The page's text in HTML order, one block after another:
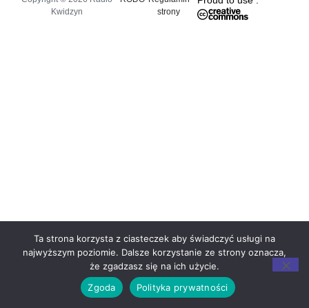
Kwidzyn
strony
Ta strona korzysta z ciasteczek aby świadczyć usługi na
najwyższym poziomie. Dalsze korzystanie ze strony oznacza,
że zgadzasz się na ich użycie.
Zgoda
Polityka prywatności